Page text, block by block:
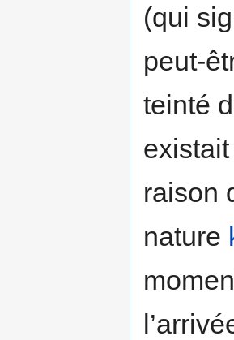
(qui
peut-
teinté
raison
nature